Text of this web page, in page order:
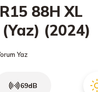
88H XL
(2024)
Yaz
69dB